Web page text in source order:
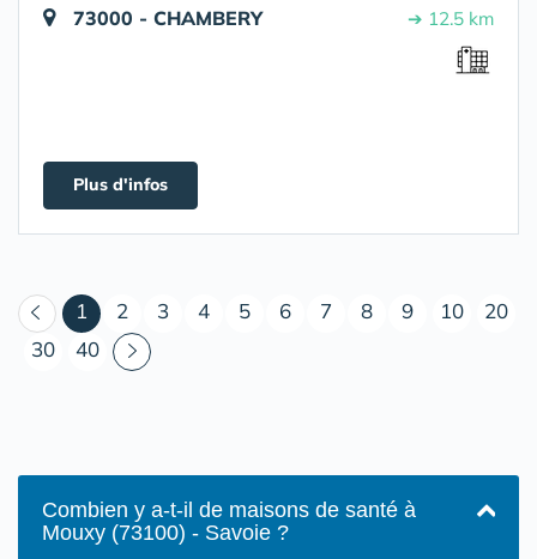
73000 - CHAMBERY ➔ 12.5 km
Plus d'infos
1 (courant)
2 3 4 5 6 7 8 9 10
20
30
40
Combien y a-t-il de maisons de santé à
Mouxy (73100) - Savoie ?